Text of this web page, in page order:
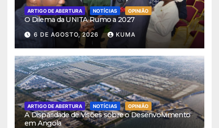
ARTIGO DE ABERTURA NOTÍCIAS OPINIÃO
O Dilema da UNITA Rumo a 2027
6 DE AGOSTO, 2026 KUMA
ARTIGO DE ABERTURA NOTÍCIAS OPINIÃO
A Disparidade de Visões sobre o Desenvolvimento
em Angola